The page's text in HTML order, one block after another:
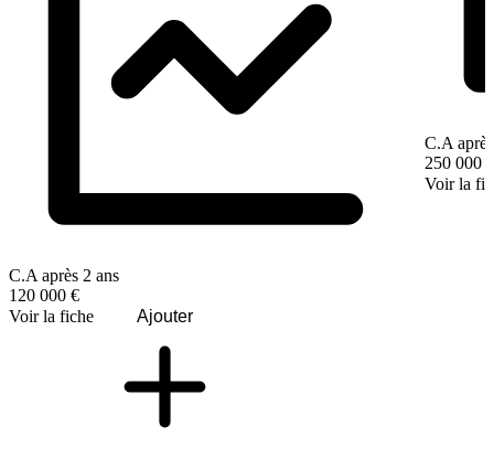
C.A après 2 ans
120 000 €
Voir la fiche
Ajouter
C.A
250 000 €
Voir la